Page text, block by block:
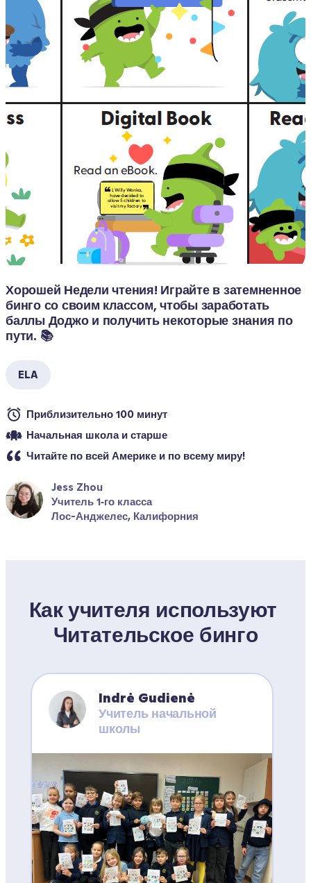
Хорошей Недели чтения! Играйте в затемненное
бинго со своим классом, чтобы заработать
баллы Доджо и получить некоторые знания по
пути. 📚
ELA
Приблизительно 100 минут
Начальная школа и старше
Читайте по всей Америке и по всему миру!
Jess Zhou
Учитель 1‑го класса
Лос-Анджелес, Калифорния
Как учителя используют
Читательское бинго
Indrė Gudienė
Учитель начальной
школы